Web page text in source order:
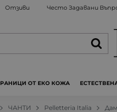
Отзиви Често Задавани
РАНИЦИ ОТ ЕКО КОЖА
ЧАНТИ Pelletteria Italia